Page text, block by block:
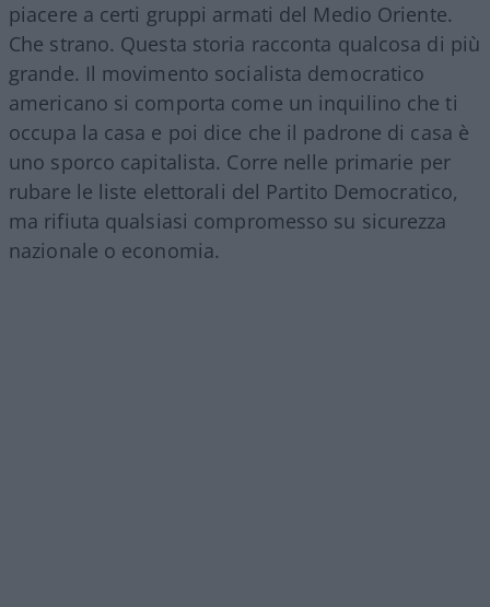
piacere a certi gruppi armati del Medio Oriente.
Che strano. Questa storia racconta qualcosa di più
grande. Il movimento socialista democratico
americano si comporta come un inquilino che ti
occupa la casa e poi dice che il padrone di casa è
uno sporco capitalista. Corre nelle primarie per
rubare le liste elettorali del Partito Democratico,
ma rifiuta qualsiasi compromesso su sicurezza
nazionale o economia.